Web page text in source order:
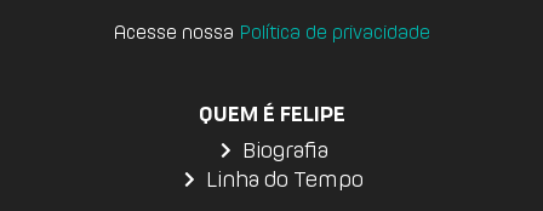
Acesse nossa Política de privacidade
QUEM É FELIPE
Biografia
Linha do Tempo